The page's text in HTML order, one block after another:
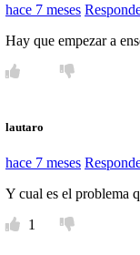
hace 7 meses
Hay que empezar a
lautaro
hace 7 meses
Y cual es el problema
1